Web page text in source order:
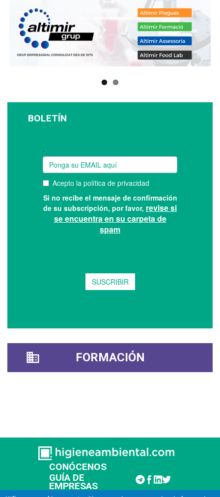
BOLETÍN
FORMACIÓN
CONÓCENOS
GUÍA DE
EMPRESAS